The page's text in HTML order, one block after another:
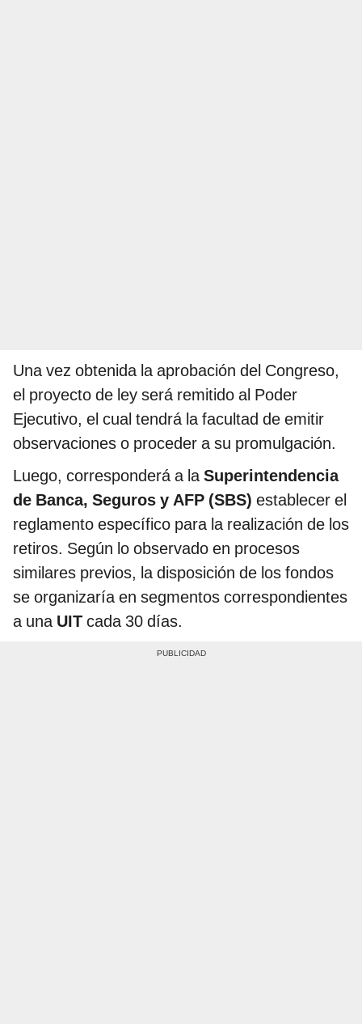
Una vez obtenida la aprobación del Congreso,
el proyecto de ley será remitido al Poder
Ejecutivo, el cual tendrá la facultad de emitir
observaciones o proceder a su promulgación.
Luego, corresponderá a la Superintendencia
de Banca, Seguros y AFP (SBS) establecer el
reglamento específico para la realización de los
retiros. Según lo observado en procesos
similares previos, la disposición de los fondos
se organizaría en segmentos correspondientes
a una UIT cada 30 días.